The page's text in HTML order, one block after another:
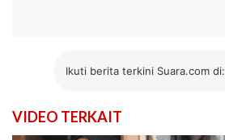
Ikuti berita terkini Suara.com di:
VIDEO TERKAIT